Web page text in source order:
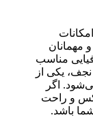
مهمانان
مناسب
یکی از
اگر
و راحت
باشد.